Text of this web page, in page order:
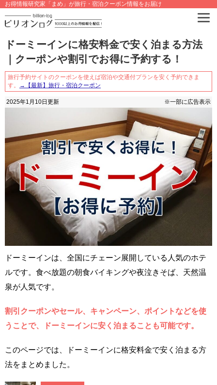
お得情報研究家「まめ」が旅行・宿泊クーポン情報をお届け
ドーミーインに格安料金で安く泊まる方法
｜クーポンや割引でお得に予約する！
旅行予約サイトのクーポンを使えば宿泊や交通付プランを安く予約できま
す。
→【最新】旅行・宿泊クーポン
2025年1月10日 更新 ※一部に広告表示
ドーミーインは、全国にチェーン展開している人気のホテ
ルです。食べ放題の朝食バイキングや夜泣きそば、天然温
泉が人気です。
割引クーポンやセール、キャンペーン、ポイントなどを使
うことで、ドーミーインに安く泊まることも可能です。
このページでは、ドーミーインに格安料金で安く泊まる方
法をまとめました。